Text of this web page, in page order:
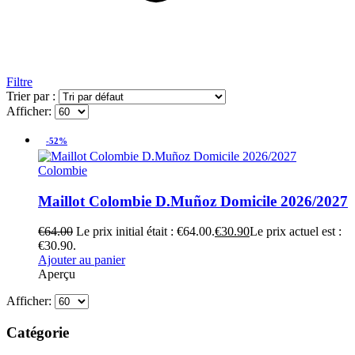
Filtre
Trier par :
Afficher:
-52%
Colombie
Maillot Colombie D.Muñoz Domicile 2026/2027
€64.00 Le prix initial était : €64.00.€30.90Le prix actuel est :
€30.90.
Ajouter au panier
Aperçu
Afficher:
Catégorie